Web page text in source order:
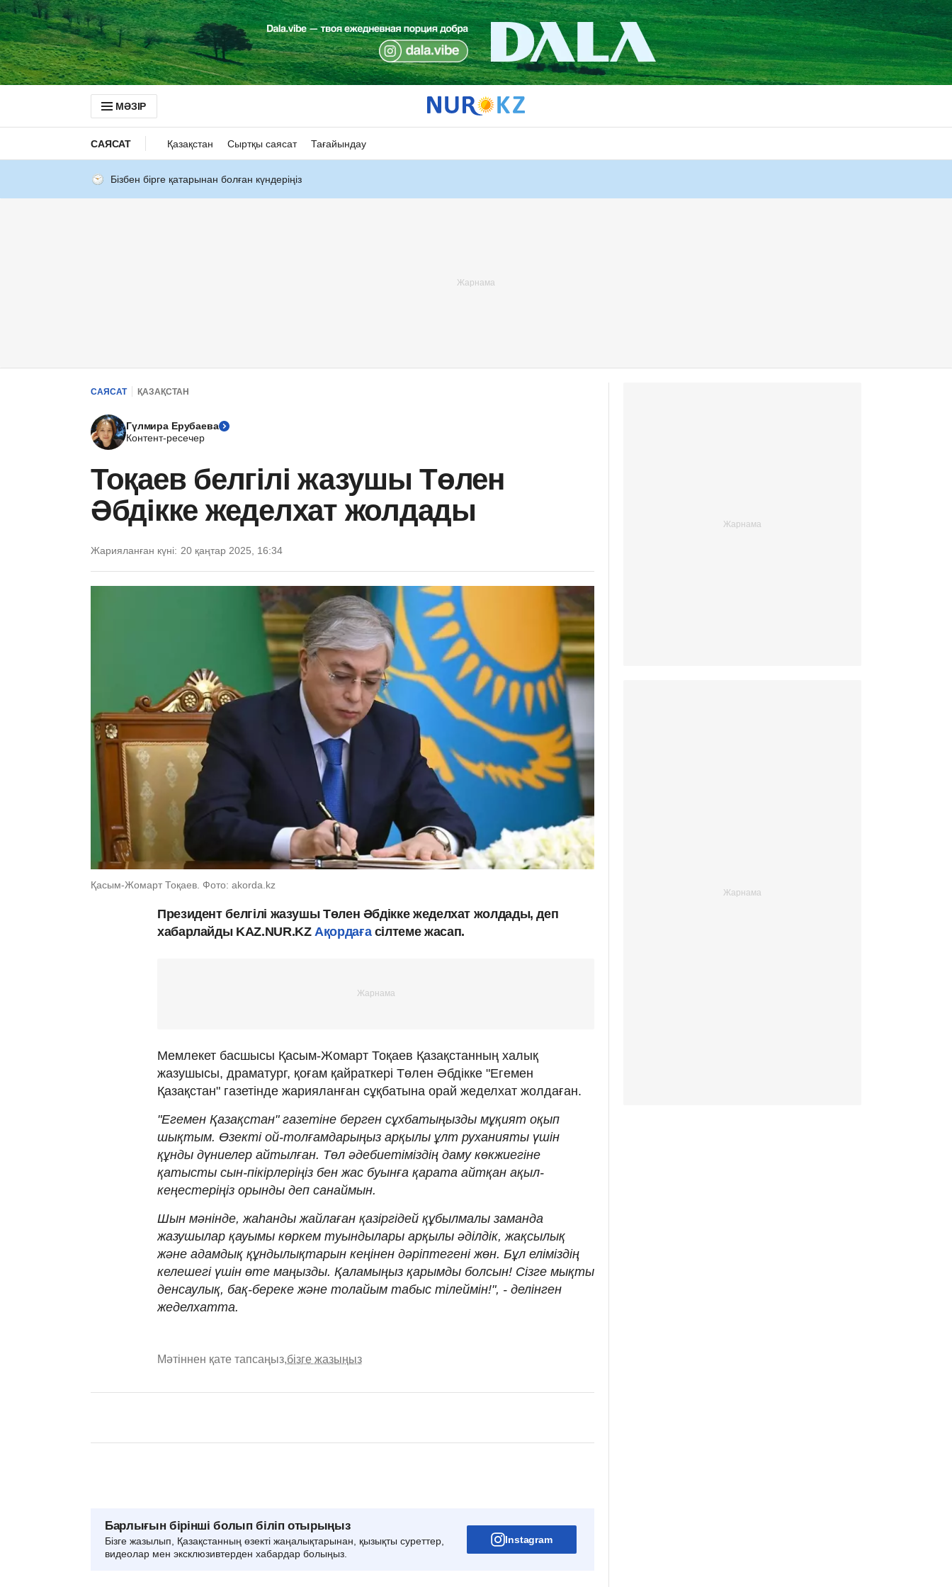
МӘЗІР
САЯСАТ Қазақстан Сыртқы саясат Тағайындау
Бізбен бірге қатарынан болған күндеріңіз
САЯСАТ ҚАЗАҚСТАН
Гүлмира Ерубаева
Контент-ресечер
Тоқаев белгілі жазушы Төлен
Әбдікке жеделхат жолдады
Жарияланған күні: 20 қаңтар 2025, 16:34
Қасым-Жомарт Тоқаев. Фото: akorda.kz
Президент белгілі жазушы Төлен Әбдікке жеделхат жолдады, деп
хабарлайды KAZ.NUR.KZ Ақордаға сілтеме жасап.
Мемлекет басшысы Қасым-Жомарт Тоқаев Қазақстанның халық
жазушысы, драматург, қоғам қайраткері Төлен Әбдікке "Егемен
Қазақстан" газетінде жарияланған сұқбатына орай жеделхат жолдаған.
"Егемен Қазақстан" газетіне берген сұхбатыңызды мұқият оқып
шықтым. Өзекті ой-толғамдарыңыз арқылы ұлт руханияты үшін
құнды дүниелер айтылған. Төл әдебиетіміздің даму көкжиегіне
қатысты сын-пікірлеріңіз бен жас буынға қарата айтқан ақыл-
кеңестеріңіз орынды деп санаймын.
Шын мәнінде, жаһанды жайлаған қазіргідей құбылмалы заманда
жазушылар қауымы көркем туындылары арқылы әділдік, жақсылық
және адамдық құндылықтарын кеңінен дәріптегені жөн. Бұл еліміздің
келешегі үшін өте маңызды. Қаламыңыз қарымды болсын! Сізге мықты
денсаулық, бақ-береке және толайым табыс тілеймін!", - делінген
жеделхатта.
Мәтіннен қате тапсаңыз,бізге жазыңыз
Барлығын бірінші болып біліп отырыңыз
Бізге жазылып, Қазақстанның өзекті жаңалықтарынан, қызықты суреттер,
видеолар мен эксклюзивтерден хабардар болыңыз.
Instagram